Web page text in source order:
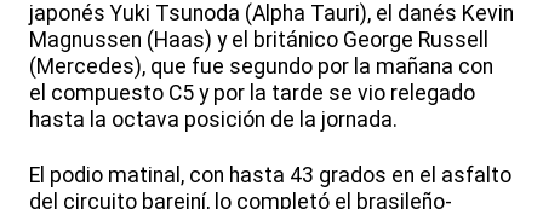
japonés Yuki Tsunoda (Alpha Tauri), el danés Kevin
Magnussen (Haas) y el británico George Russell
(Mercedes), que fue segundo por la mañana con
el compuesto C5 y por la tarde se vio relegado
hasta la octava posición de la jornada.
El podio matinal, con hasta 43 grados en el asfalto
del circuito bareiní, lo completó el brasileño-